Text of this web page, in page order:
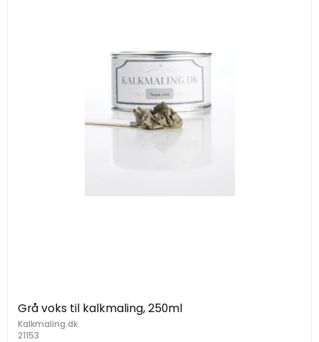
Grå voks til kalkmaling, 250ml
Kalkmaling.dk
21153